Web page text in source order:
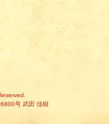
号 武田 佳樹